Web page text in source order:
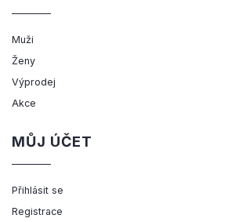
Muži
Ženy
Výprodej
Akce
MŮJ ÚČET
Přihlásit se
Registrace